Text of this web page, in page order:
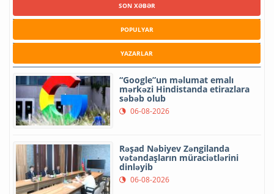
SON XƏBƏR
POPULYAR
YAZARLAR
“Google”un məlumat emalı
mərkəzi Hindistanda etirazlara
səbəb olub
06-08-2026
Rəşad Nəbiyev Zəngilanda
vətəndaşların müraciətlərini
dinləyib
06-08-2026